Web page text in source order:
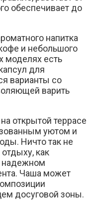
обеспечивает до
напитка
и небольшого
моделях есть
для
варианты со
варить
открытой террасе
уютом и
Ничто так не
как
надежном
Чаша может
досуговой зоны.